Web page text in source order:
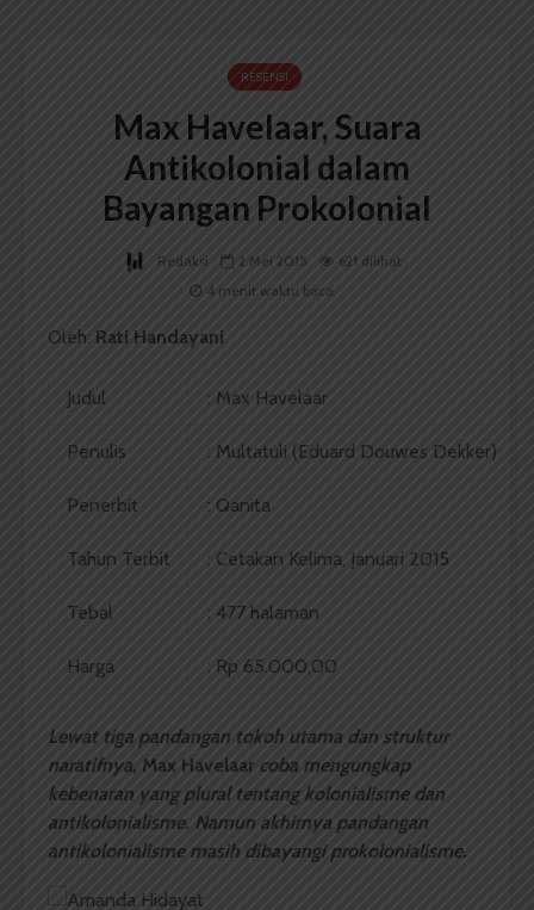
RESENSI
Max Havelaar, Suara
Antikolonial dalam
Bayangan Prokolonial
Redaksi 2 Mei 2015
621 dilihat
4 menit waktu baca
Oleh: Rati Handayani
Judul : Max Havelaar
Penulis : Multatuli (Eduard Douwes Dekker)
Penerbit : Qanita
Tahun Terbit : Cetakan Kelima, Januari 2015
Tebal : 477 halaman
Harga : Rp 65.000,00
Lewat tiga pandangan tokoh utama dan struktur
naratifnya, Max Havelaar coba mengungkap
kebenaran yang plural tentang kolonialisme dan
antikolonialisme. Namun akhirnya pandangan
antikolonialisme masih dibayangi prokolonialisme.